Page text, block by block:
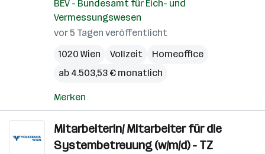
BEV - Bundesamt für Eich- und
Vermessungswesen
vor 5 Tagen veröffentlicht
1020 Wien
Vollzeit
Homeoffice
ab 4.503,53 € monatlich
Merken
Mitarbeiterin/ Mitarbeiter für die
Systembetreuung (w/m/d) - TZ